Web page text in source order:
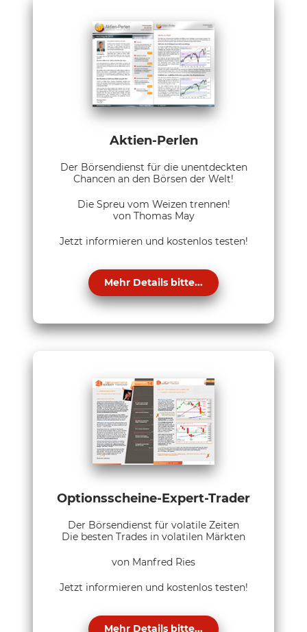
Aktien-Perlen
Der Börsendienst für die unentdeckten
Chancen an den Börsen der Welt!
Die Spreu vom Weizen trennen!
von Thomas May
Jetzt informieren und kostenlos testen!
Mehr Details bitte...
Optionsscheine-Expert-Trader
Der Börsendienst für volatile Zeiten
Die besten Trades in volatilen Märkten
von Manfred Ries
Jetzt informieren und kostenlos testen!
Mehr Details bitte...